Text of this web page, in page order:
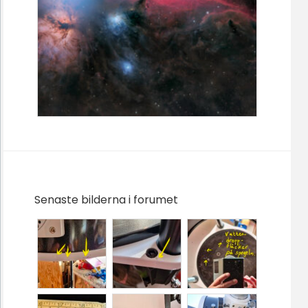
Senaste bilderna i forumet